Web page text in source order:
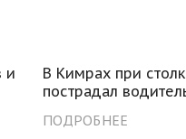
и
В Кимрах при
пострадал
ПОДРОБНЕЕ